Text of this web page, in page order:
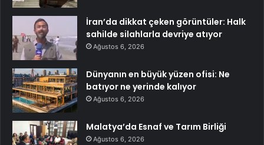
İran’da dikkat çeken görüntüler: Halk
sahilde silahlarla devriye atıyor
Ağustos 6, 2026
Dünyanın en büyük yüzen ofisi: Ne
batıyor ne yerinde kalıyor
Ağustos 6, 2026
Malatya’da Esnaf ve Tarım Birliği
Ağustos 6, 2026